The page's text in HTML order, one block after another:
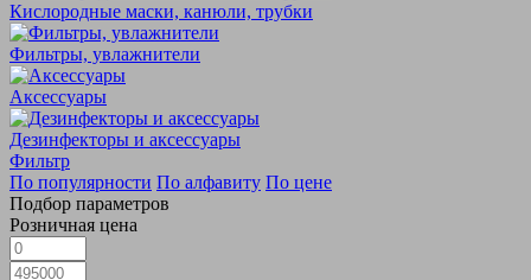
Кислородные маски, канюли, трубки
Фильтры, увлажнители
Аксессуары
Дезинфекторы и аксессуары
Фильтр
По популярности По алфавиту По цене
Подбор параметров
Розничная цена